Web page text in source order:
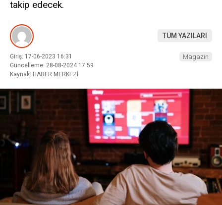
takip edecek.
TÜM YAZILARI
Giriş: 17-06-2023 16:31
Güncelleme: 28-08-2024 17:59
Kaynak: HABER MERKEZİ
Magazin